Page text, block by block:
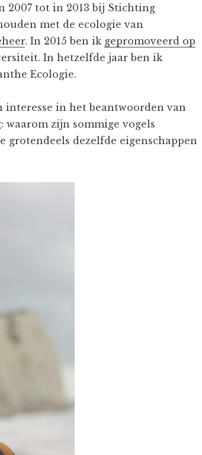
2007 tot in 2013 bij Stichting
met de ecologie van
. In 2015 ben ik gepromoveerd op
In hetzelfde jaar ben ik
Ecologie.
in het beantwoorden van
waarom zijn sommige vogels
grotendeels dezelfde eigenschappen